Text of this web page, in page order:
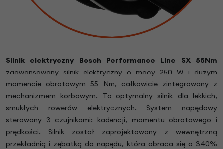
Silnik elektryczny Bosch Performance Line SX 55Nm
zaawansowany silnik elektryczny o mocy 250 W i dużym
momencie obrotowym 55 Nm, całkowicie zintegrowany z
mechanizmem korbowym. To optymalny silnik dla lekkich,
smukłych rowerów elektrycznych. System napędowy
sterowany 3 czujnikami: kadencji, momentu obrotowego i
prędkości. Silnik został zaprojektowany z wewnętrzną
przekładnią i zębatką do napędu, która obraca się o 340%